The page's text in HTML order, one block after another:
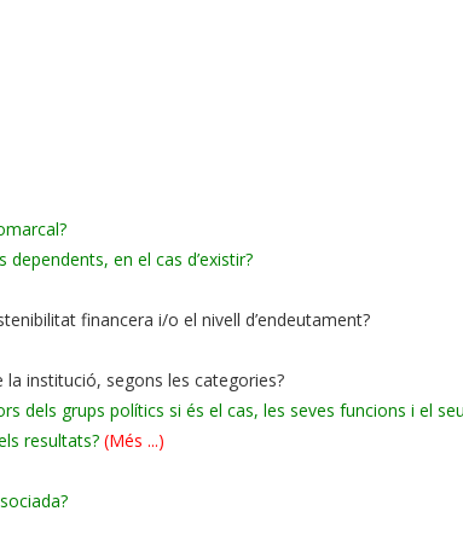
en el cas d’existir?
financera i/o el nivell d’endeutament?
institució, segons les categories?
dels grups polítics si és el cas, les seves funcions i el
resultats? (Més ...)